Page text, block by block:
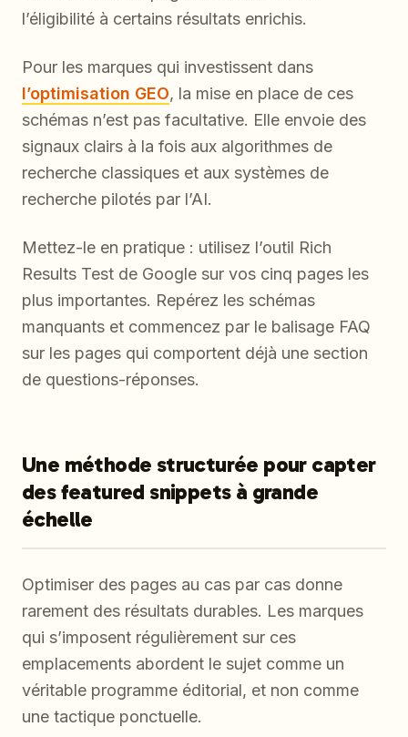
l’éligibilité à certains résultats enrichis.
Pour les marques qui investissent dans
l’optimisation GEO, la mise en place de ces
schémas n’est pas facultative. Elle envoie des
signaux clairs à la fois aux algorithmes de
recherche classiques et aux systèmes de
recherche pilotés par l’AI.
Mettez-le en pratique : utilisez l’outil Rich
Results Test de Google sur vos cinq pages les
plus importantes. Repérez les schémas
manquants et commencez par le balisage FAQ
sur les pages qui comportent déjà une section
de questions-réponses.
Une méthode structurée pour capter
des featured snippets à grande
échelle
Optimiser des pages au cas par cas donne
rarement des résultats durables. Les marques
qui s’imposent régulièrement sur ces
emplacements abordent le sujet comme un
véritable programme éditorial, et non comme
une tactique ponctuelle.